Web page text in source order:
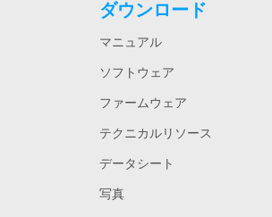
ダウンロード
マニュアル
ソフトウェア
ファームウェア
テクニカルリソース
データシート
写真